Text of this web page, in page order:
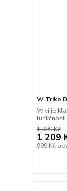
W Triko
Wivi je
funkčnost
1 390 Kč
1 209
999 Kč